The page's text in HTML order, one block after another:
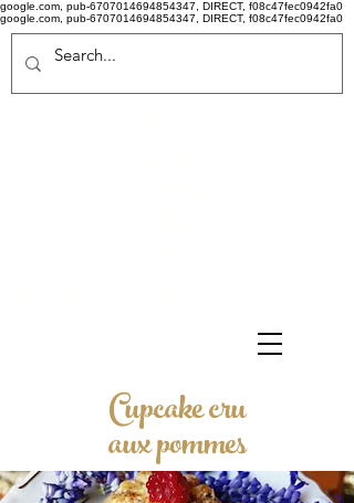
google.com, pub-6707014694854347, DIRECT, f08c47fec0942fa0
google.com, pub-6707014694854347, DIRECT, f08c47fec0942fa0
Cupcake cru
aux pommes